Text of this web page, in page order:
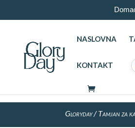
NASLOVNA
KONTAKT
Gloryday/Tamjan za